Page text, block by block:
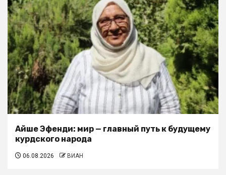
Айше Эфенди: мир — главный путь к будущему
курдского народа
06.08.2026 ВИАН